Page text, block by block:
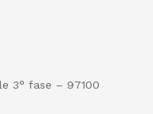
3° fase – 97100